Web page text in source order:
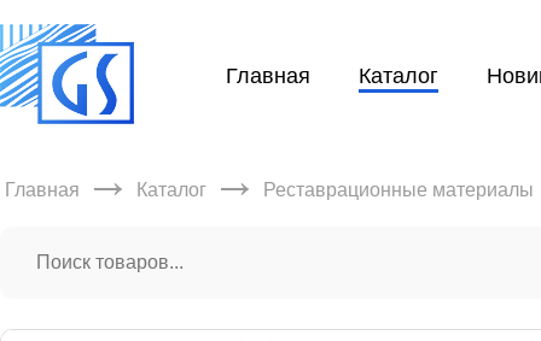
Главная Каталог
Главная → Каталог → Реставрационные материалы